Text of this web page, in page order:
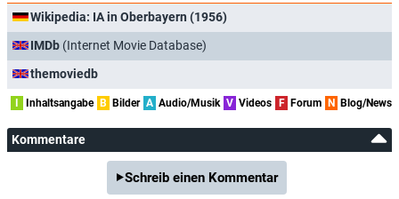
Wikipedia: IA in Oberbayern (1956)
IMDb (Internet Movie Database)
themoviedb
I Inhaltsangabe B Bilder A Audio/Musik V Videos F Forum N Blog/News
Kommentare
Schreib einen Kommentar